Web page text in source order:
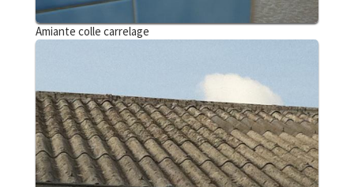
Amiante colle carrelage